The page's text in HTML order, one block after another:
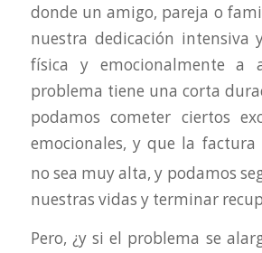
donde un amigo, pareja o
nuestra dedicación intensiva
física y emocionalmente a
problema tiene una corta
podamos cometer ciertos
emocionales, y que la factura
no sea muy alta, y podamos
nuestras vidas y terminar
Pero, ¿y si el problema se